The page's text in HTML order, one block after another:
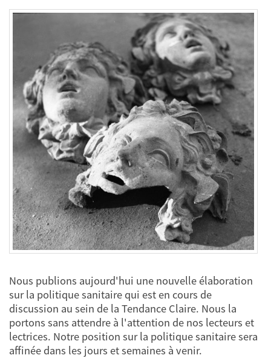
Nous publions aujourd'hui une nouvelle élaboration
sur la politique sanitaire qui est en cours de
discussion au sein de la Tendance Claire. Nous la
portons sans attendre à l'attention de nos lecteurs et
lectrices. Notre position sur la politique sanitaire sera
affinée dans les jours et semaines à venir.